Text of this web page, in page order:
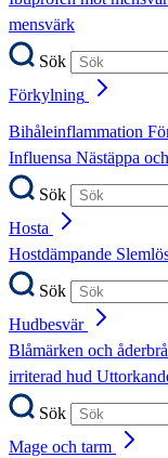
mensvärk
Sök
Förkylning
Bihåleinflammation
Influensa Nästäppa
Sök
Hosta
Hostdämpande
Sök
Hudbesvär
Blåmärken och
irriterad hud
Sök
Mage och tarm